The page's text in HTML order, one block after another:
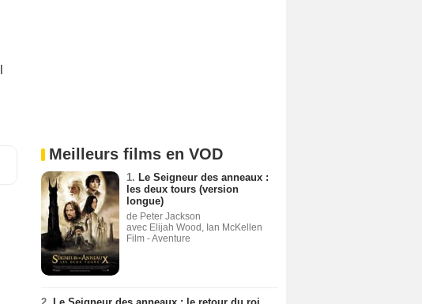
Meilleurs films en VOD
1. Le Seigneur des anneaux :
les deux tours (version
longue)
de Peter Jackson
avec Elijah Wood, Ian McKellen
Film - Aventure